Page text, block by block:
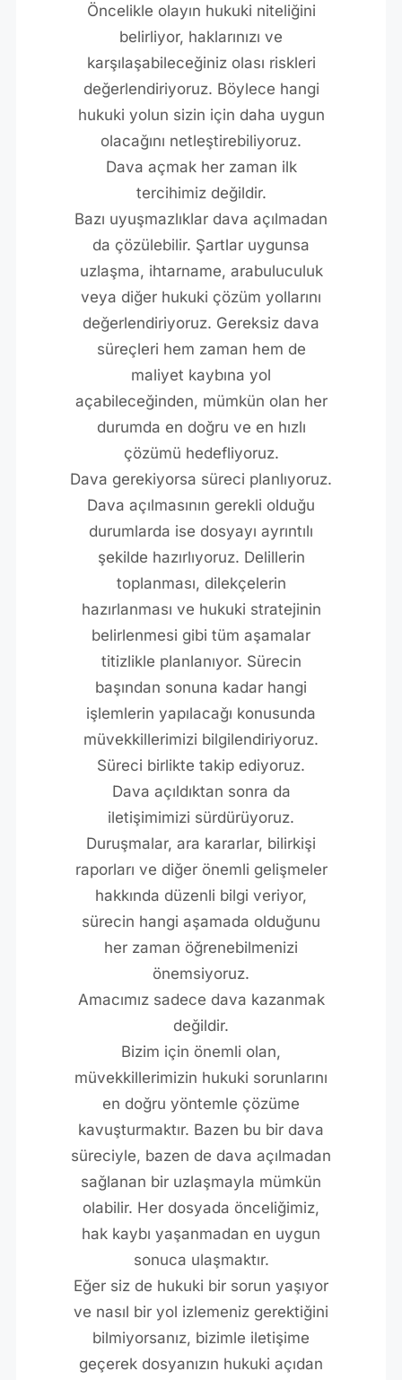
Öncelikle olayın hukuki niteliğini
belirliyor, haklarınızı ve
karşılaşabileceğiniz olası riskleri
değerlendiriyoruz. Böylece hangi
hukuki yolun sizin için daha uygun
olacağını netleştirebiliyoruz.
Dava açmak her zaman ilk
tercihimiz değildir.
Bazı uyuşmazlıklar dava açılmadan
da çözülebilir. Şartlar uygunsa
uzlaşma, ihtarname, arabuluculuk
veya diğer hukuki çözüm yollarını
değerlendiriyoruz. Gereksiz dava
süreçleri hem zaman hem de
maliyet kaybına yol
açabileceğinden, mümkün olan her
durumda en doğru ve en hızlı
çözümü hedefliyoruz.
Dava gerekiyorsa süreci planlıyoruz.
Dava açılmasının gerekli olduğu
durumlarda ise dosyayı ayrıntılı
şekilde hazırlıyoruz. Delillerin
toplanması, dilekçelerin
hazırlanması ve hukuki stratejinin
belirlenmesi gibi tüm aşamalar
titizlikle planlanıyor. Sürecin
başından sonuna kadar hangi
işlemlerin yapılacağı konusunda
müvekkillerimizi bilgilendiriyoruz.
Süreci birlikte takip ediyoruz.
Dava açıldıktan sonra da
iletişimimizi sürdürüyoruz.
Duruşmalar, ara kararlar, bilirkişi
raporları ve diğer önemli gelişmeler
hakkında düzenli bilgi veriyor,
sürecin hangi aşamada olduğunu
her zaman öğrenebilmenizi
önemsiyoruz.
Amacımız sadece dava kazanmak
değildir.
Bizim için önemli olan,
müvekkillerimizin hukuki sorunlarını
en doğru yöntemle çözüme
kavuşturmaktır. Bazen bu bir dava
süreciyle, bazen de dava açılmadan
sağlanan bir uzlaşmayla mümkün
olabilir. Her dosyada önceliğimiz,
hak kaybı yaşanmadan en uygun
sonuca ulaşmaktır.
Eğer siz de hukuki bir sorun yaşıyor
ve nasıl bir yol izlemeniz gerektiğini
bilmiyorsanız, bizimle iletişime
geçerek dosyanızın hukuki açıdan